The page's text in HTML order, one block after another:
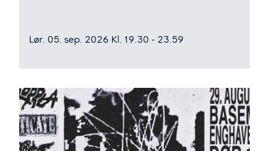
Lør. 05. sep. 2026 Kl. 19.30 - 23.59